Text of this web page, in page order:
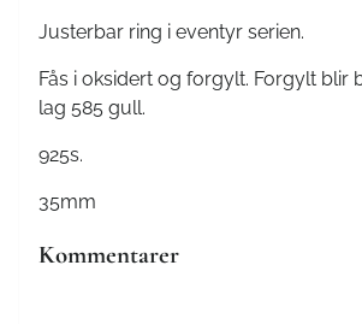
Justerbar ring i eventyr serien.
Fås i oksidert og forgylt. Forgylt blir
lag 585 gull.
925s.
35mm
Kommentarer